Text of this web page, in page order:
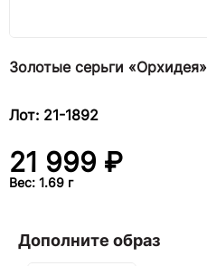
Золотые серьги «Орхидея»
Лот: 21-1892
21 999 ₽
Вес: 1.69 г
Дополните образ